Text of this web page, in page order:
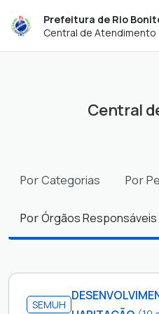
Prefeitura de Rio
Central de Atendimento
Central
PorCategorias Por
PorÓrgãos Responsáveis
SEMUH